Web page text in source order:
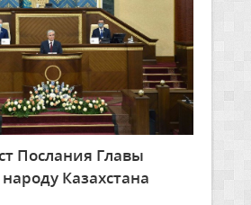
Послания Главы
народу Казахстана